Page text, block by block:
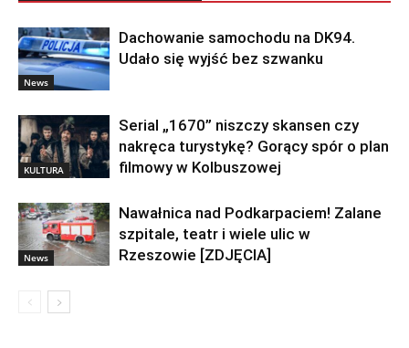
News
Dachowanie samochodu na DK94.
Udało się wyjść bez szwanku
KULTURA
Serial „1670” niszczy skansen czy
nakręca turystykę? Gorący spór o plan
filmowy w Kolbuszowej
News
Nawałnica nad Podkarpaciem! Zalane
szpitale, teatr i wiele ulic w
Rzeszowie [ZDJĘCIA]